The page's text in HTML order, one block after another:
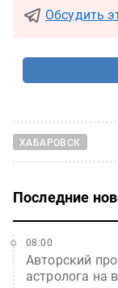
Обсудить
ХАБАРОВСК
Последние
Авторский
астролога на
08:00